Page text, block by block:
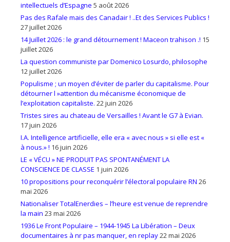
intellectuels d’Espagne 5 août 2026
Pas des Rafale mais des Canadair ! ..Et des Services Publics !
27 juillet 2026
14 Juillet 2026 : le grand détournement ! Maceon trahison .! 15
juillet 2026
La question communiste par Domenico Losurdo, philosophe
12 juillet 2026
Populisme ; un moyen d’éviter de parler du capitalisme. Pour
détourner l »attention du mécanisme économique de
l’exploitation capitaliste. 22 juin 2026
Tristes sires au chateau de Versailles ! Avant le G7 à Evian.
17 juin 2026
I.A. Intelligence artificielle, elle era « avec nous » si elle est «
à nous.» ! 16 juin 2026
LE « VÉCU » NE PRODUIT PAS SPONTANÉMENT LA
CONSCIENCE DE CLASSE 1 juin 2026
10 propositions pour reconquérir l’électoral populaire RN 26
mai 2026
Nationaliser TotalEnerdies – l’heure est venue de reprendre
la main 23 mai 2026
1936 Le Front Populaire – 1944-1945 La Libération – Deux
documentaires à nr pas manquer, en replay22 mai 2026